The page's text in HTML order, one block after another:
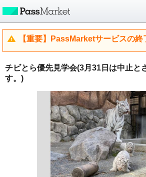
【重要】PassMarketサービスの終
チビとら優先見学会(3月31日は中止と
す。)